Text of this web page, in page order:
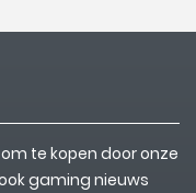
te kopen door onze
gaming nieuws